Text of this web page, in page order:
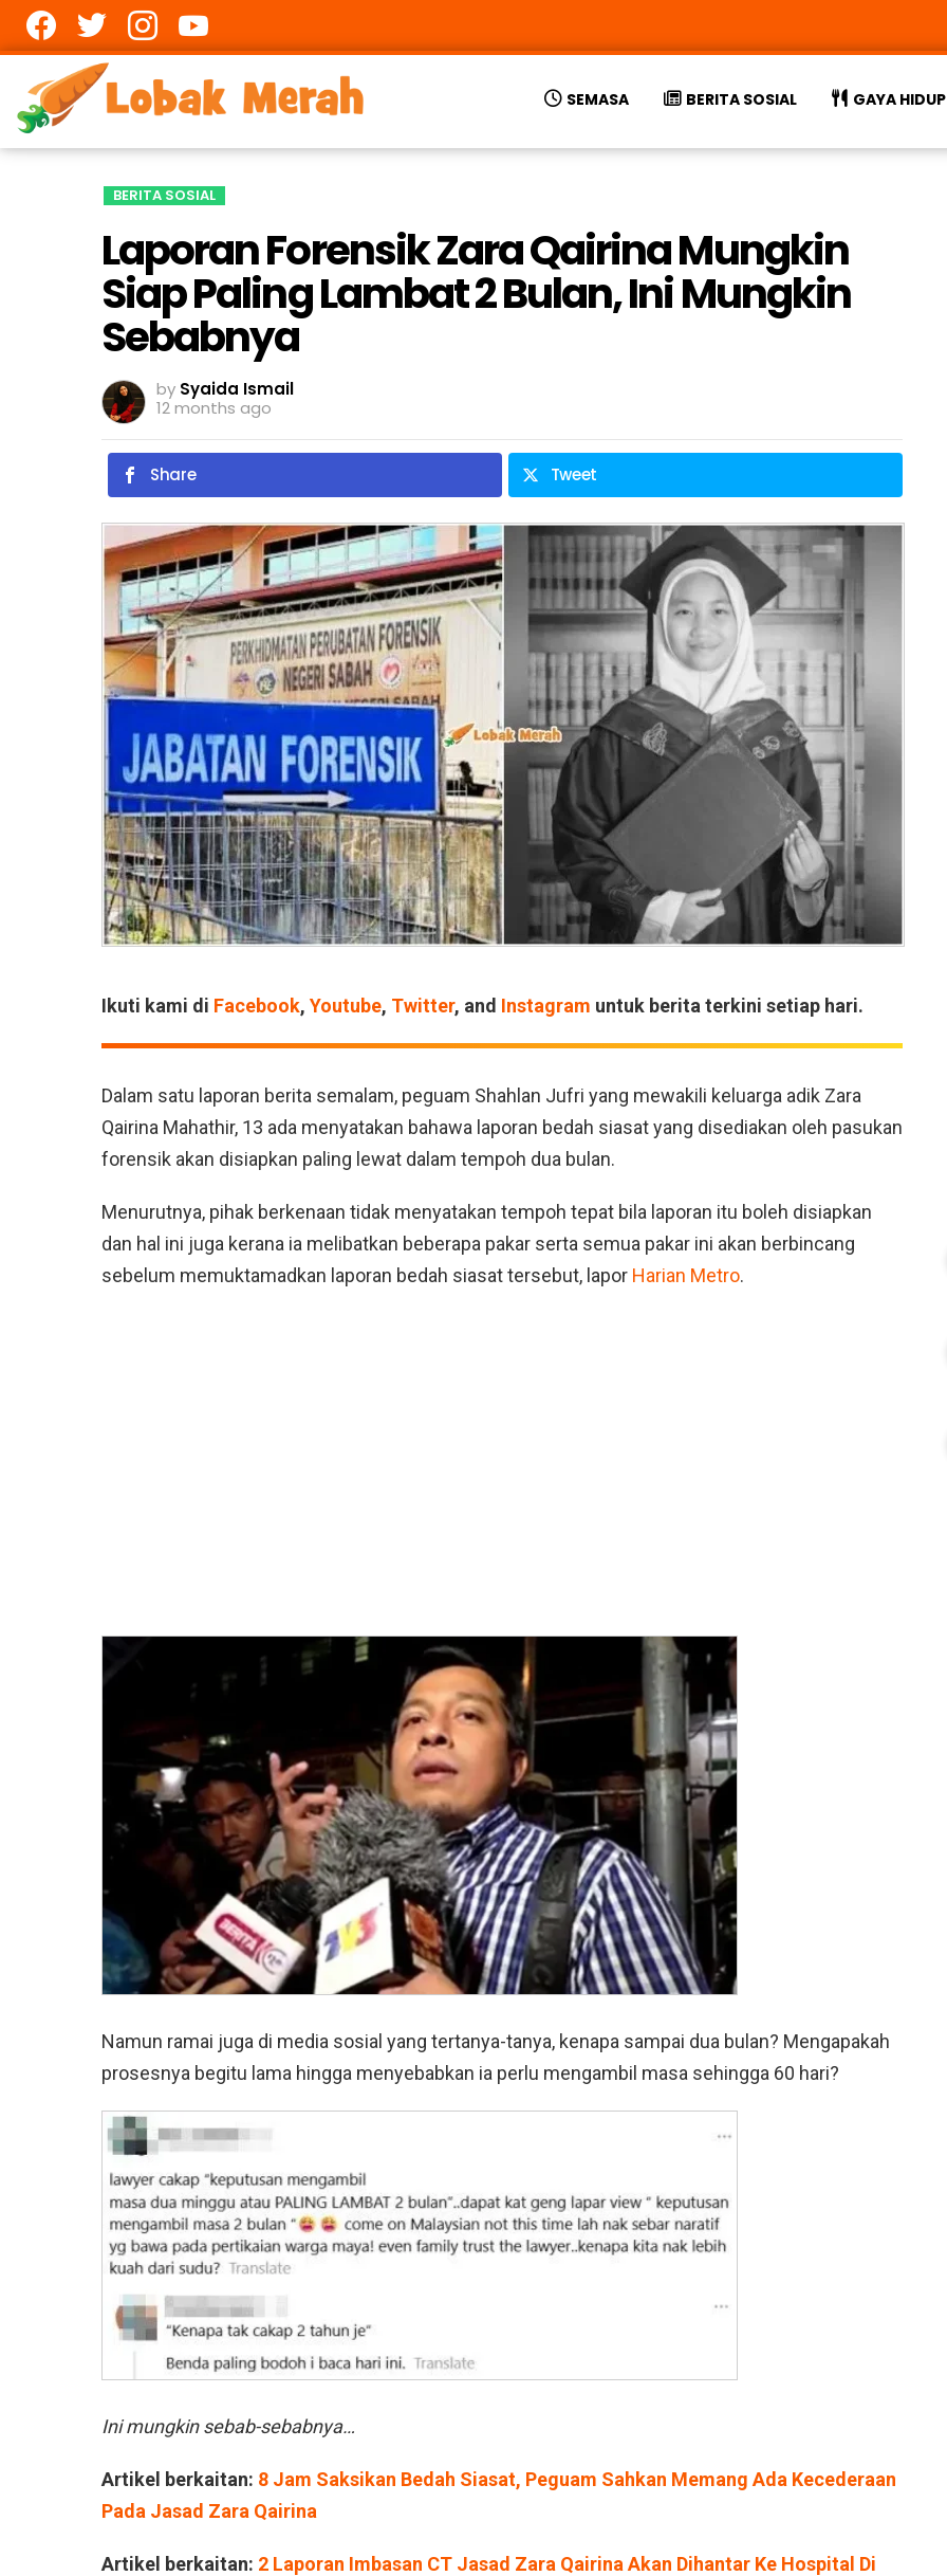
SEMASA BERITA SOSIAL GAYA HIDUP
BERITA SOSIAL
Laporan Forensik Zara Qairina Mungkin
Siap Paling Lambat 2 Bulan, Ini Mungkin
Sebabnya
by Syaida Ismail
12 months ago
Share Tweet
Ikuti kami di Facebook, Youtube, Twitter, and Instagram untuk berita terkini setiap hari.
Dalam satu laporan berita semalam, peguam Shahlan Jufri yang mewakili keluarga adik Zara
Qairina Mahathir, 13 ada menyatakan bahawa laporan bedah siasat yang disediakan oleh pasukan
forensik akan disiapkan paling lewat dalam tempoh dua bulan.
Menurutnya, pihak berkenaan tidak menyatakan tempoh tepat bila laporan itu boleh disiapkan
dan hal ini juga kerana ia melibatkan beberapa pakar serta semua pakar ini akan berbincang
sebelum memuktamadkan laporan bedah siasat tersebut, lapor Harian Metro.
Namun ramai juga di media sosial yang tertanya-tanya, kenapa sampai dua bulan? Mengapakah
prosesnya begitu lama hingga menyebabkan ia perlu mengambil masa sehingga 60 hari?
Ini mungkin sebab-sebabnya…
Artikel berkaitan: 8 Jam Saksikan Bedah Siasat, Peguam Sahkan Memang Ada Kecederaan
Pada Jasad Zara Qairina
Artikel berkaitan: 2 Laporan Imbasan CT Jasad Zara Qairina Akan Dihantar Ke Hospital Di